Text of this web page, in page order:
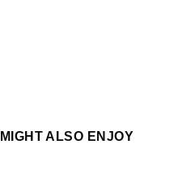
ALSO ENJOY